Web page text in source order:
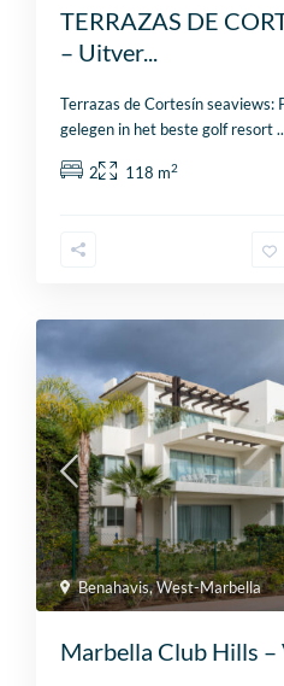
TERRAZAS DE
– Uitver...
Terrazas de Cortesín
gelegen in het beste golf resort
2 118 m2
Benahavis,West-Marbella
Marbella Club Hills –